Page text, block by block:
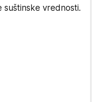
vrednosti.